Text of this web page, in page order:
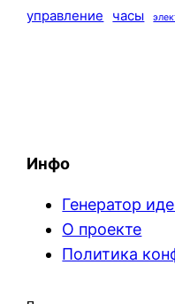
управление часы
Инфо
Генератор
О проекте
Политика